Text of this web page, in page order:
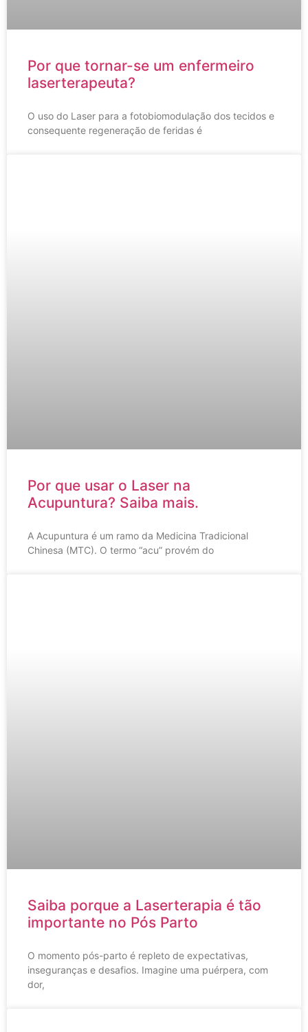
Por que tornar-se um enfermeiro
laserterapeuta?
O uso do Laser para a fotobiomodulação dos tecidos e
consequente regeneração de feridas é
Por que usar o Laser na
Acupuntura? Saiba mais.
A Acupuntura é um ramo da Medicina Tradicional
Chinesa (MTC). O termo “acu” provém do
Saiba porque a Laserterapia é tão
importante no Pós Parto
O momento pós-parto é repleto de expectativas,
inseguranças e desafios. Imagine uma puérpera, com
dor,